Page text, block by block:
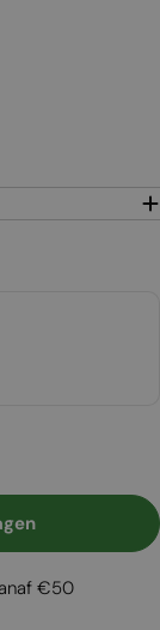
Ethanol
- Bio-
€50